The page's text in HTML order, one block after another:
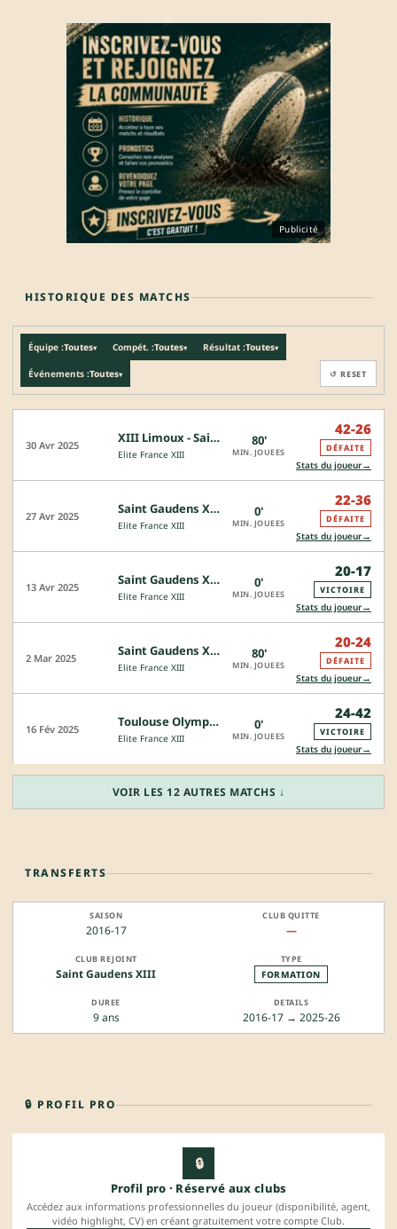
Publicité
HISTORIQUE DES MATCHS
Équipe :Toutes▾ Compét. :Toutes▾ Résultat :Toutes▾
Événements :Toutes▾ ↺ RESET
30 Avr 2025 XIII Limoux - Saint Gaudens XIII
Elite France XIII
80'
MIN. JOUEES
42-26
DÉFAITE
Stats du joueur→
27 Avr 2025 Saint Gaudens XIII - Albi XIII
Elite France XIII
0'
MIN. JOUEES
22-36
DÉFAITE
Stats du joueur→
13 Avr 2025 Saint Gaudens XIII - Lézignan
Elite France XIII
0'
MIN. JOUEES
20-17
VICTOIRE
Stats du joueur→
2 Mar 2025 Saint Gaudens XIII - Carcassonne XIII
Elite France XIII
80'
MIN. JOUEES
20-24
DÉFAITE
Stats du joueur→
16 Fév 2025 Toulouse Olympique Elite - Saint Gaudens XIII
Elite France XIII
0'
MIN. JOUEES
24-42
VICTOIRE
Stats du joueur→
VOIR LES 12 AUTRES MATCHS ↓
TRANSFERTS
2016-17 —
Saint Gaudens XIII FORMATION
9 ans 2016-17 → 2025-26
🔒 PROFIL PRO
🔒
Profil pro · Réservé aux clubs
Accédez aux informations professionnelles du joueur (disponibilité, agent,
vidéo highlight, CV) en créant gratuitement votre compte Club.